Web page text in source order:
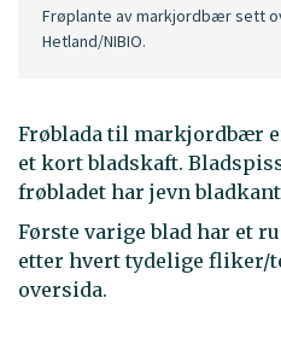
Frøplante av markjordbær sett
Hetland/NIBIO.
Frøblada til markjordbær
et kort bladskaft.
frøbladet har jevn
Første varige blad har et
etter hvert tydelige fliker/
oversida.